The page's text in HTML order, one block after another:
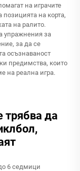
на играчите
на корта,
на ралито.
упражнения за
за да се
осъзнаваност
предимства, които
на реална игра.
трябва да
6 седмици